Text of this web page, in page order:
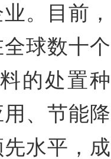
。目前，
球数十个
的处置种
、节能降
水平，成